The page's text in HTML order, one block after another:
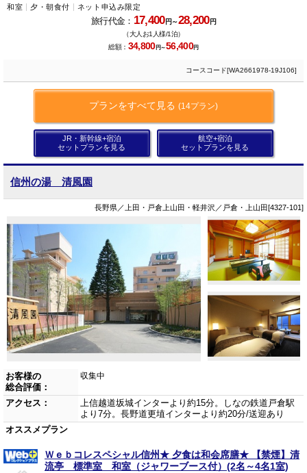
和室 夕・朝食付 ネット申込み限定
旅行代金： 17,400円～28,200円
（大人お1人様/1泊）
総額： 34,800円～56,400円
コースコード[WA2661978-19J106]
プランをすべて見る (14プラン)
JR・新幹線+宿泊
セットプランを見る
航空+宿泊
セットプランを見る
信州の湯 清風園
長野県／上田・戸倉上山田・軽井沢／戸倉・上山田[4327-101]
お客様の
総合評価：
収集中
アクセス：
上信越道坂城インターより約15分。しなの鉄道戸倉駅
より7分。長野道更埴インターより約20分/送迎あり
オススメプラン
Ｗｅｂコレスペシャル信州★ 夕食は和会席膳★ 【禁煙】清
流亭 標準室 和室（ジャワーブース付）(2名～4名1室)